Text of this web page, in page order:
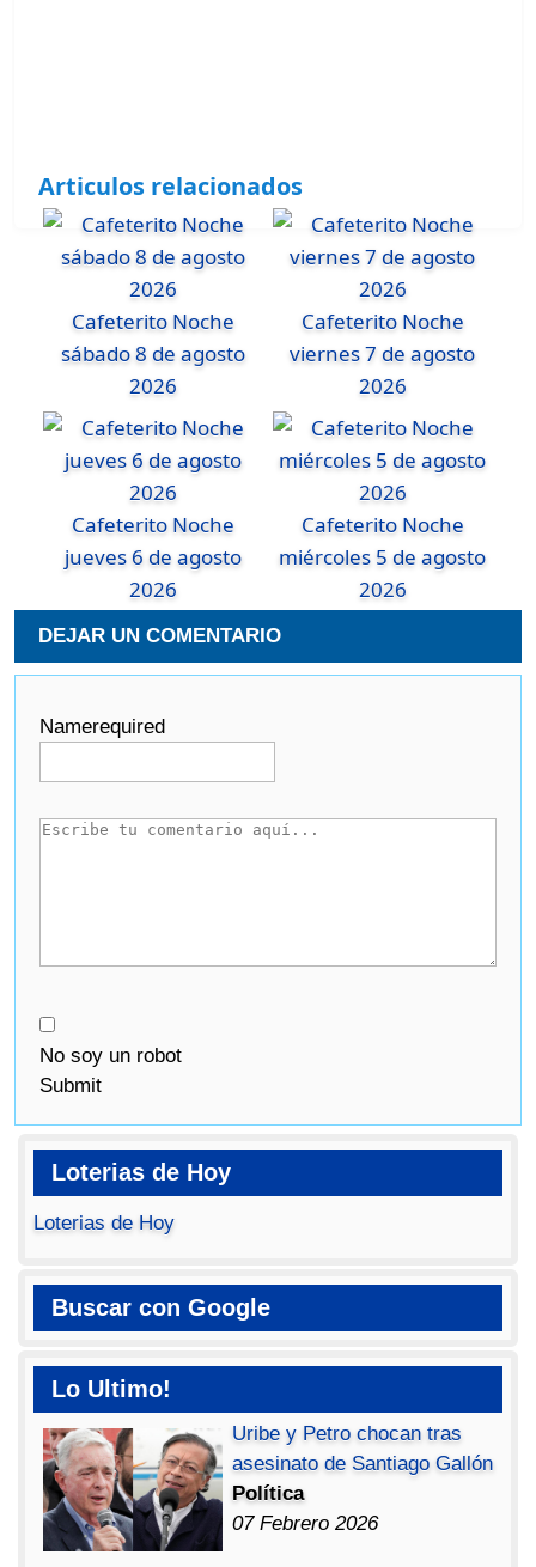
Articulos relacionados
Cafeterito Noche
sábado 8 de agosto
2026
Cafeterito Noche
viernes 7 de agosto
2026
Cafeterito Noche
jueves 6 de agosto
2026
Cafeterito Noche
miércoles 5 de agosto
2026
DEJAR UN COMENTARIO
Namerequired
No soy un robot
Submit
Loterias de Hoy
Loterias de Hoy
Buscar con Google
Lo Ultimo!
Uribe y Petro chocan tras
asesinato de Santiago Gallón
Política
07 Febrero 2026